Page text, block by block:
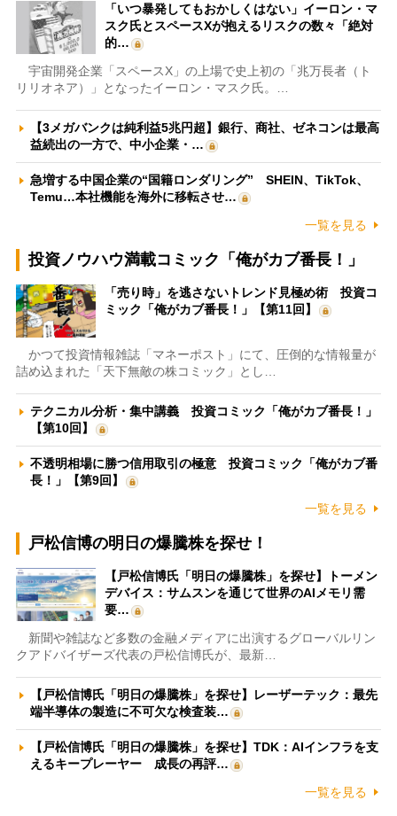
「いつ暴発してもおかしくはない」イーロン・マ
スク氏とスペースXが抱えるリスクの数々「絶対
的…
宇宙開発企業「スペースX」の上場で史上初の「兆万長者（ト
リリオネア）」となったイーロン・マスク氏。…
【3メガバンクは純利益5兆円超】銀行、商社、ゼネコンは最高
益続出の一方で、中小企業・…
急増する中国企業の“国籍ロンダリング” SHEIN、TikTok、
Temu…本社機能を海外に移転させ…
一覧を見る
投資ノウハウ満載コミック「俺がカブ番長！」
「売り時」を逃さないトレンド見極め術 投資コ
ミック「俺がカブ番長！」【第11回】
かつて投資情報雑誌「マネーポスト」にて、圧倒的な情報量が
詰め込まれた「天下無敵の株コミック」とし…
テクニカル分析・集中講義 投資コミック「俺がカブ番長！」
【第10回】
不透明相場に勝つ信用取引の極意 投資コミック「俺がカブ番
長！」【第9回】
一覧を見る
戸松信博の明日の爆騰株を探せ！
【戸松信博氏「明日の爆騰株」を探せ】トーメン
デバイス：サムスンを通じて世界のAIメモリ需
要…
新聞や雑誌など多数の金融メディアに出演するグローバルリン
クアドバイザーズ代表の戸松信博氏が、最新…
【戸松信博氏「明日の爆騰株」を探せ】レーザーテック：最先
端半導体の製造に不可欠な検査装…
【戸松信博氏「明日の爆騰株」を探せ】TDK：AIインフラを支
えるキープレーヤー 成長の再評…
一覧を見る